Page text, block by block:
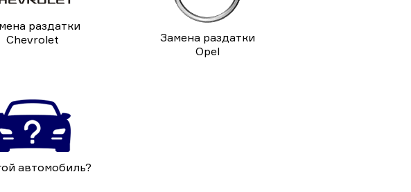
раздатки
Chevrolet
Замена раздатки
Opel
автомобиль?